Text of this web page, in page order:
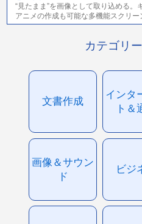
“見たまま”を画像として取り込める
アニメの作成も可能な多機能スクリー
カテゴリ
文書作成
インタ
ト＆
画像＆サウン
ド
ビジ